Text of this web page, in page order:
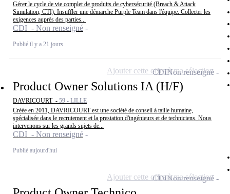
Gérer le cycle de vie complet de produits de cybersécurité (Breach & Attack
Simulation, CTI). Insuffler une démarche Purple Team dans l'équipe. Collecter les
exigences auprès des parties...
CDI - Non renseigné
Publié il y a 21 jours
Product Owner Solutions IA (H/F)
DAVRICOURT - 59 - LILLE
Créée en 2011, DAVRICOURT est une société de conseil à taille humaine,
spécialisée dans le recrutement et la prestation d'ingénieurs et de techniciens. Nous
intervenons sur les grands sujets de...
CDI - Non renseigné
Publié aujourd'hui
CDINon renseigné
Ajouter cette offre à ma sélection
CDINon renseigné
Ajouter cette offre à ma sélection